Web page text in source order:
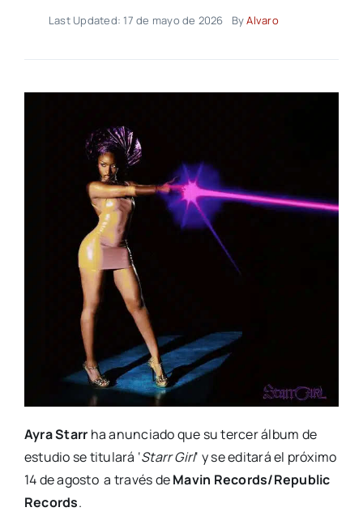
Last Updated: 17 de mayo de 2026 ByAlvaro
Ayra Starr ha anunciado que su tercer álbum de
estudio se titulará ‘Starr Girl‘ y se editará el próximo
14 de agosto a través deMavin Records/Republic
Records.